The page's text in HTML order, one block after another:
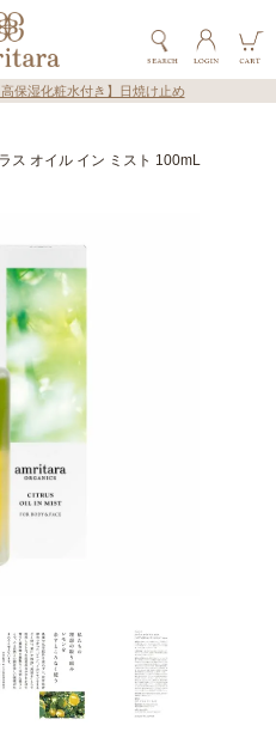
高保湿化粧水付き】日焼け止め
ス オイル イン ミスト 100mL